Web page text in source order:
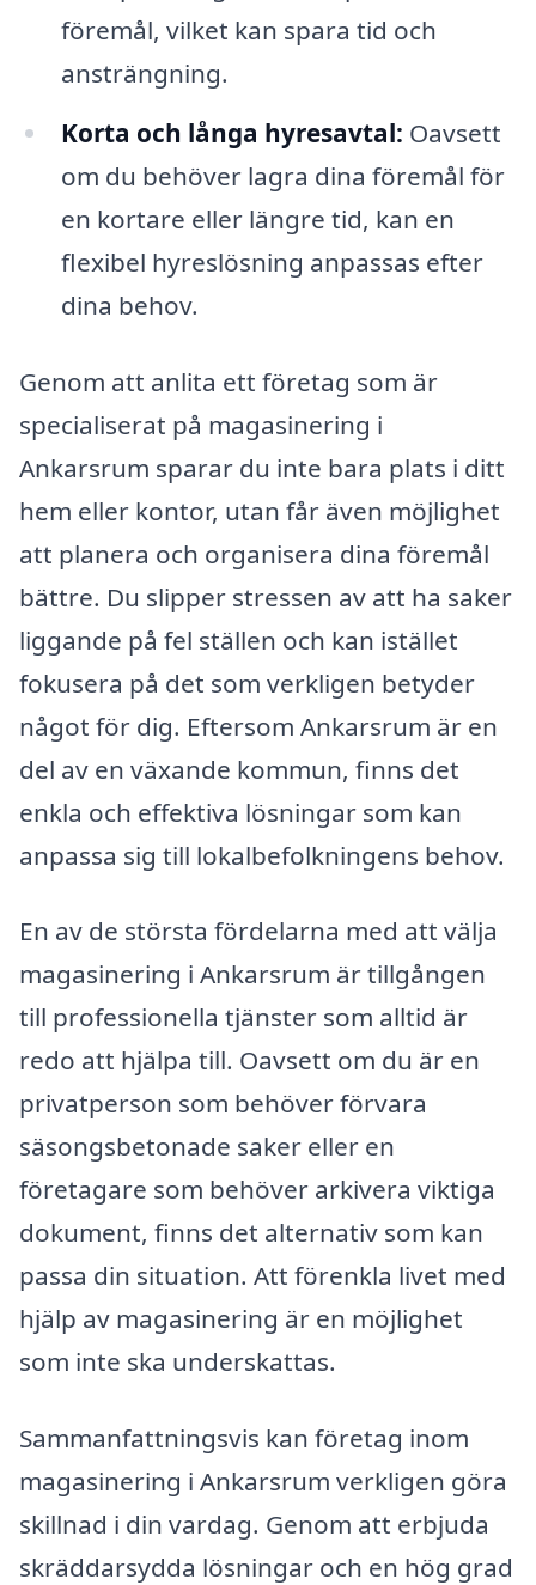
föremål, vilket kan spara tid och
ansträngning.
Korta och långa hyresavtal: Oavsett
om du behöver lagra dina föremål för
en kortare eller längre tid, kan en
flexibel hyreslösning anpassas efter
dina behov.
Genom att anlita ett företag som är
specialiserat på magasinering i
Ankarsrum sparar du inte bara plats i ditt
hem eller kontor, utan får även möjlighet
att planera och organisera dina föremål
bättre. Du slipper stressen av att ha saker
liggande på fel ställen och kan istället
fokusera på det som verkligen betyder
något för dig. Eftersom Ankarsrum är en
del av en växande kommun, finns det
enkla och effektiva lösningar som kan
anpassa sig till lokalbefolkningens behov.
En av de största fördelarna med att välja
magasinering i Ankarsrum är tillgången
till professionella tjänster som alltid är
redo att hjälpa till. Oavsett om du är en
privatperson som behöver förvara
säsongsbetonade saker eller en
företagare som behöver arkivera viktiga
dokument, finns det alternativ som kan
passa din situation. Att förenkla livet med
hjälp av magasinering är en möjlighet
som inte ska underskattas.
Sammanfattningsvis kan företag inom
magasinering i Ankarsrum verkligen göra
skillnad i din vardag. Genom att erbjuda
skräddarsydda lösningar och en hög grad